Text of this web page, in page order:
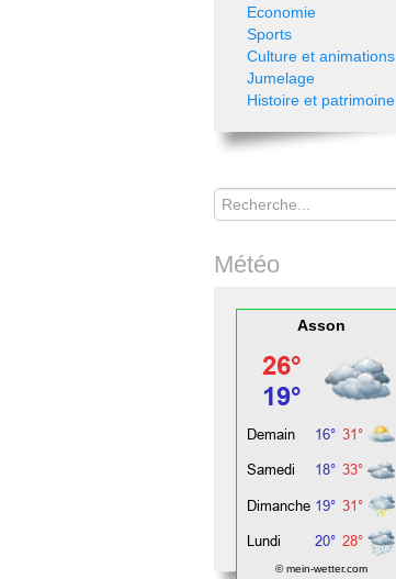
Economie
Sports
Culture et animations
Jumelage
Histoire et patrimoine
Rechercher
Météo
Asson
© mein-wetter.com